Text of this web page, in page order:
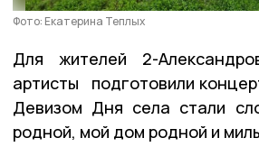
Фото: Екатерина Теплых
Для жителей 2-
артисты подготовили
Девизом Дня села стали
родной, мой дом родной и